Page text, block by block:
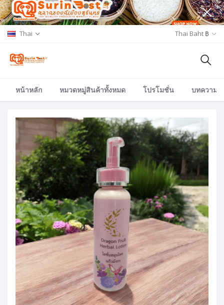
Thai Thai Baht ฿
หน้าหลัก หมวดหมู่สินค้าทั้งหมด โปรโมชั่น บทความ/